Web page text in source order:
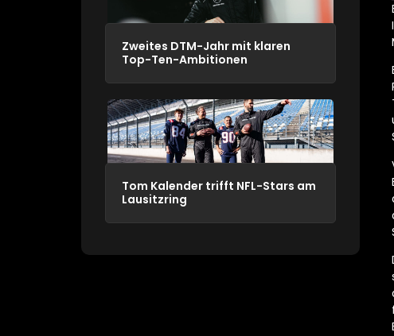
Zweites DTM-Jahr mit klaren
Top-Ten-Ambitionen
Tom Kalender trifft NFL-Stars am
Lausitzring